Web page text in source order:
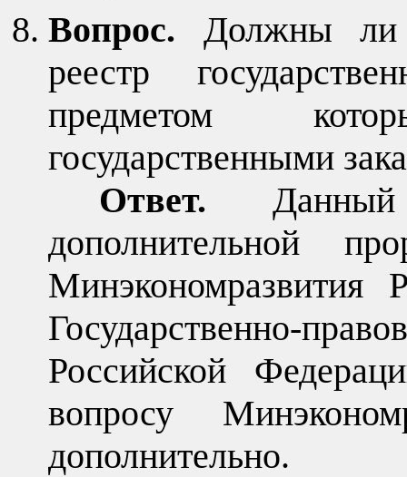
Вопрос. Должны ли
реестр
предметом
государственными
Ответ. Данный
дополнительной
Минэкономразвития
Государственно-
Российской
вопросу
дополнительно.